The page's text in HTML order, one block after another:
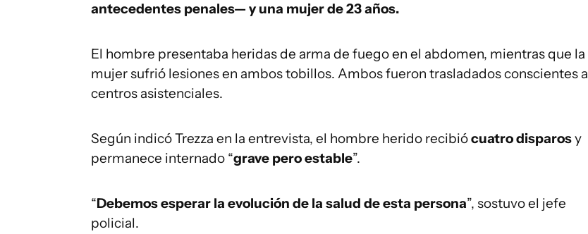
antecedentes penales— y una mujer de 23 años.
El hombre presentaba heridas de arma de fuego en el abdomen, mientras que la
mujer sufrió lesiones en ambos tobillos. Ambos fueron trasladados conscientes a
centros asistenciales.
Según indicó Trezza en la entrevista, el hombre herido recibiócuatro disparosy
permanece internado “grave pero estable”.
“Debemos esperar la evolución de la salud de esta persona”, sostuvo el jefe
policial.